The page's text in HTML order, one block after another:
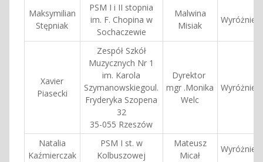
Maksymilian
Stępniak
PSM I i II stopnia
im. F. Chopina w
Sochaczewie
Malwina
Misiak
Xavier
Piasecki
Zespół Szkół
Muzycznych Nr 1
im. Karola
Szymanowskiegoul.
Fryderyka Szopena
32
35-055 Rzeszów
Dyrektor
mgr .Monika
Welc
Natalia
Kaźmierczak
PSM I st. w
Kolbuszowej
Mateusz
Micał